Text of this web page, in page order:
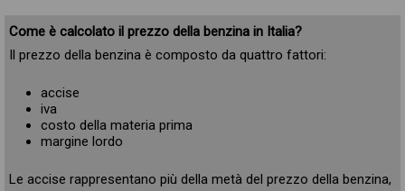
Come è calcolato il prezzo della benzina in Italia?
Il prezzo della benzina è composto da quattro fattori:
accise
iva
costo della materia prima
margine lordo
Le accise rappresentano più della metà del prezzo della benzina,